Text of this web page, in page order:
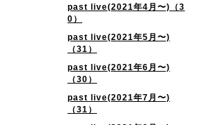
past live(2021年4月〜)（3
0）
past live(2021年5月〜)
（31）
past live(2021年6月〜)
（30）
past live(2021年7月〜)
（31）